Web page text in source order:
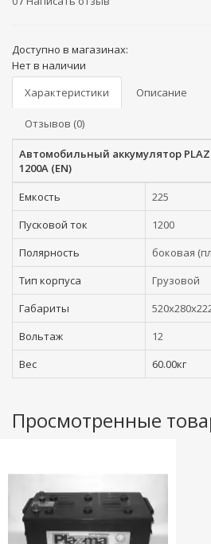
Доступно в магазинах:
Нет в наличии
Характеристики
Описание
Отзывов (0)
Автомобильный аккумулятор
1200A (EN)
Емкость
225
Пусковой ток
1200
Полярность
боковая
Тип корпуса
Грузовой
Габариты
Вольтаж
12
Вес
60.00кг
Просмотренные